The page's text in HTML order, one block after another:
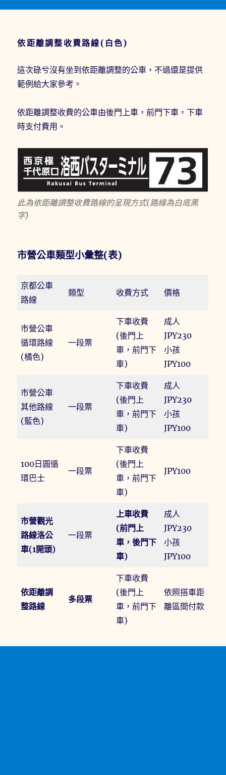
依距離調整收費路線(白色)
這次碌兮沒有坐到依距離調整的公車，不過還是提供
範例給大家參考。
依距離調整收費的公車由後門上車，前門下車，下車
時支付費用。
此為依距離調整收費路線的呈現方式(路線為白底黑
字)
市營公車類型小彙整(表)
京都公車
路線
類型 收費方式 價格
市營公車
循環路線
(橘色)
一段票
下車收費
(後門上
車，前門下
車)
成人
JPY230
小孩
JPY100
市營公車
其他路線
(藍色)
一段票
下車收費
(後門上
車，前門下
車)
成人
JPY230
小孩
JPY100
100日圓循
環巴士
一段票
下車收費
(後門上
車，前門下
車)
JPY100
市營觀光
路線洛公
車(1開頭)
一段票
上車收費
(前門上
車，後門下
車)
成人
JPY230
小孩
JPY100
依距離調
整路線
多段票
下車收費
(後門上
車，前門下
車)
依照搭車距
離區間付款